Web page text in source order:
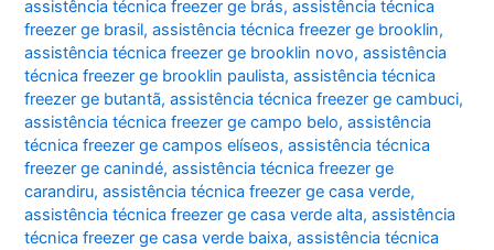
assistência técnica freezer ge brás,assistência técnica
freezer ge brasil,assistência técnica freezer ge brooklin,
assistência técnica freezer ge brooklin novo,assistência
técnica freezer ge brooklin paulista,assistência técnica
freezer ge butantã,assistência técnica freezer ge cambuci,
assistência técnica freezer ge campo belo,assistência
técnica freezer ge campos elíseos,assistência técnica
freezer ge canindé,assistência técnica freezer ge
carandiru,assistência técnica freezer ge casa verde,
assistência técnica freezer ge casa verde alta,assistência
técnica freezer ge casa verde baixa,assistência técnica